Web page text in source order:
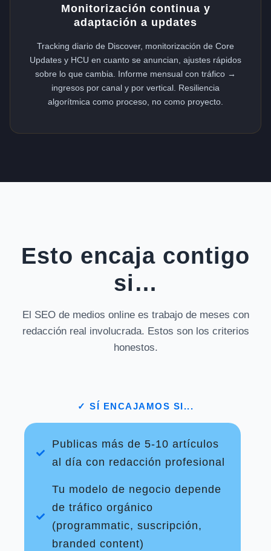
Monitorización continua y
adaptación a updates
Tracking diario de Discover, monitorización de Core
Updates y HCU en cuanto se anuncian, ajustes rápidos
sobre lo que cambia. Informe mensual con tráfico →
ingresos por canal y por vertical. Resiliencia
algorítmica como proceso, no como proyecto.
Esto encaja contigo
si…
El SEO de medios online es trabajo de meses con
redacción real involucrada. Estos son los criterios
honestos.
✓ SÍ ENCAJAMOS SI...
Publicas más de 5-10 artículos
al día con redacción profesional
Tu modelo de negocio depende
de tráfico orgánico
(programmatic, suscripción,
branded content)